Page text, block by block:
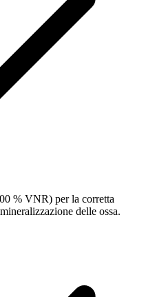
% VNR) per la corretta
delle ossa.